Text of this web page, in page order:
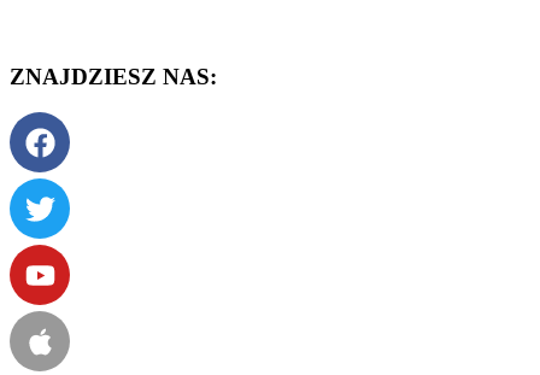
ZNAJDZIESZ NAS: